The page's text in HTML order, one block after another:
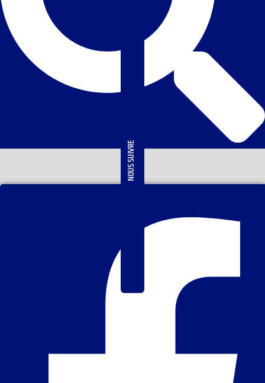
NOUS SUIVRE